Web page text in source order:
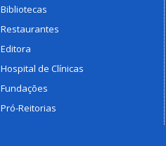
Bibliotecas
Restaurantes
Editora
Hospital de Clínicas
Fundações
Pró-Reitorias